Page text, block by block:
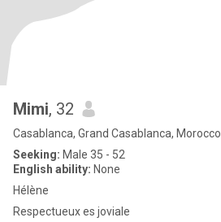
Mimi, 32
Casablanca, Grand Casablanca, Morocco
Seeking: Male 35 - 52
English ability: None
Hélène
Respectueux es joviale